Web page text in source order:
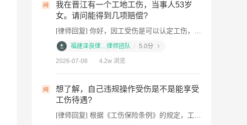
我在晋江有一个工地工伤，当事人53岁
女。请问能得到几项赔偿?
福建泽良律…律师团队 5.0分
2026-07-08 4.2w 浏览
想了解，自己违规操作受伤是不是能享受
工伤待遇?